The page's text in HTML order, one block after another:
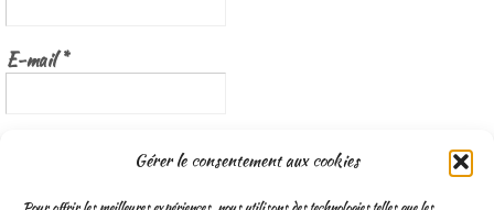
Gérer le consentement aux cookies
E-mail*
Nous gardons vos données privées et ne les partageons qu’avec les
tierces parties qui rendent ce service possible.Lisez notre politique de
confidentialité